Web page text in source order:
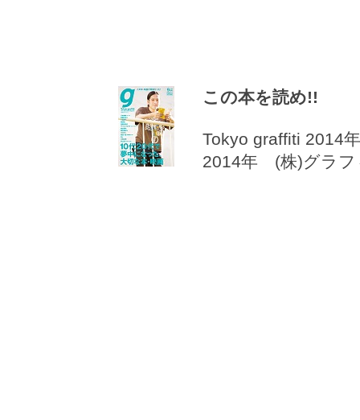
この本を読め!!
Tokyo graffiti 2014
2014年 (株)グラフ